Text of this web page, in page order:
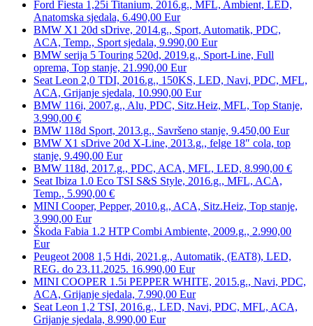
Ford Fiesta 1,25i Titanium, 2016.g., MFL, Ambient, LED,
Anatomska sjedala, 6.490,00 Eur
BMW X1 20d sDrive, 2014.g., Sport, Automatik, PDC,
ACA, Temp., Sport sjedala, 9.990,00 Eur
BMW serija 5 Touring 520d, 2019.g., Sport-Line, Full
oprema, Top stanje, 21.990,00 Eur
Seat Leon 2,0 TDI, 2016.g., 150KS, LED, Navi, PDC, MFL,
ACA, Grijanje sjedala, 10.990,00 Eur
BMW 116i, 2007.g., Alu, PDC, Sitz.Heiz, MFL, Top Stanje,
3.990,00 €
BMW 118d Sport, 2013.g., Savršeno stanje, 9.450,00 Eur
BMW X1 sDrive 20d X-Line, 2013.g., felge 18″ cola, top
stanje, 9.490,00 Eur
BMW 118d, 2017.g., PDC, ACA, MFL, LED, 8.990,00 €
Seat Ibiza 1.0 Eco TSI S&S Style, 2016.g., MFL, ACA,
Temp., 5.990,00 €
MINI Cooper, Pepper, 2010.g., ACA, Sitz.Heiz, Top stanje,
3.990,00 Eur
Škoda Fabia 1.2 HTP Combi Ambiente, 2009.g., 2.990,00
Eur
Peugeot 2008 1,5 Hdi, 2021.g., Automatik, (EAT8), LED,
REG. do 23.11.2025. 16.990,00 Eur
MINI COOPER 1.5i PEPPER WHITE, 2015.g., Navi, PDC,
ACA, Grijanje sjedala, 7.990,00 Eur
Seat Leon 1,2 TSI, 2016.g., LED, Navi, PDC, MFL, ACA,
Grijanje sjedala, 8.990,00 Eur